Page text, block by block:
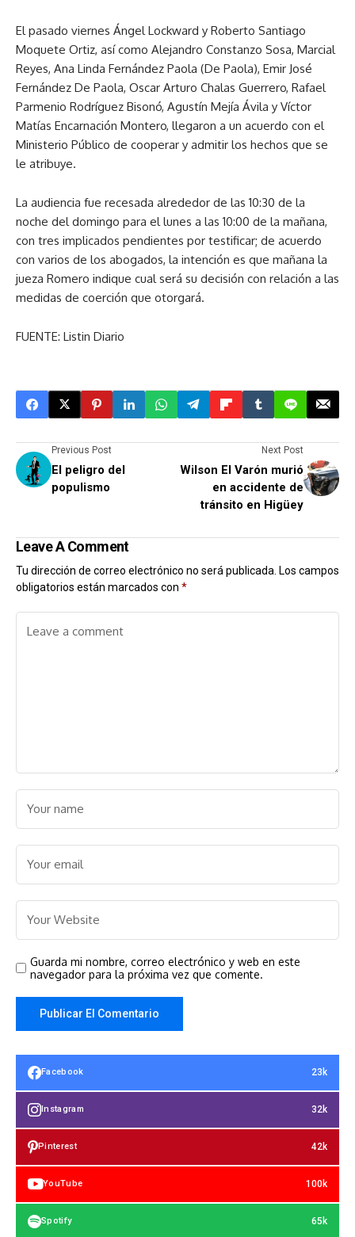
El pasado viernes Ángel Lockward y Roberto Santiago
Moquete Ortiz, así como Alejandro Constanzo Sosa, Marcial
Reyes, Ana Linda Fernández Paola (De Paola), Emir José
Fernández De Paola, Oscar Arturo Chalas Guerrero, Rafael
Parmenio Rodríguez Bisonó, Agustín Mejía Ávila y Víctor
Matías Encarnación Montero, llegaron a un acuerdo con el
Ministerio Público de cooperar y admitir los hechos que se
le atribuye.
La audiencia fue recesada alrededor de las 10:30 de la
noche del domingo para el lunes a las 10:00 de la mañana,
con tres implicados pendientes por testificar; de acuerdo
con varios de los abogados, la intención es que mañana la
jueza Romero indique cual será su decisión con relación a las
medidas de coerción que otorgará.
FUENTE: Listin Diario
Previous Post
El peligro del
populismo
Next Post
Wilson El Varón murió
en accidente de
tránsito en Higüey
Leave A Comment
Tu dirección de correo electrónico no será publicada. Los campos
obligatorios están marcados con *
Guarda mi nombre, correo electrónico y web en este
navegador para la próxima vez que comente.
Facebook 23k
Instagram 32k
Pinterest 42k
YouTube 100k
Spotify 65k